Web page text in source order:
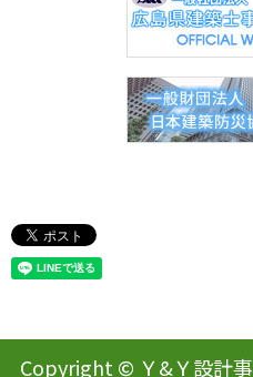
Copyright © Ｙ&Ｙ設計